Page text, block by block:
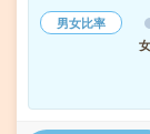
男女比率